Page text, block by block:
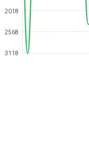
2018
2568
3118